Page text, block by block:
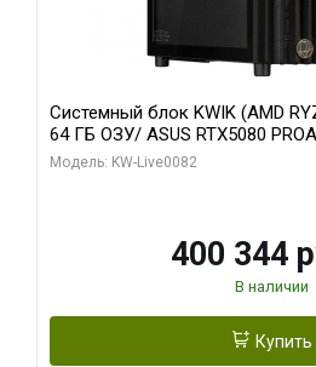
Системный блок KWIK (AMD
64 ГБ ОЗУ/ ASUS RTX5080
256bit Type-C DP 2/ 512 ГБ SSD)
Модель: KW-Live0082
400 344
В наличии
Купить